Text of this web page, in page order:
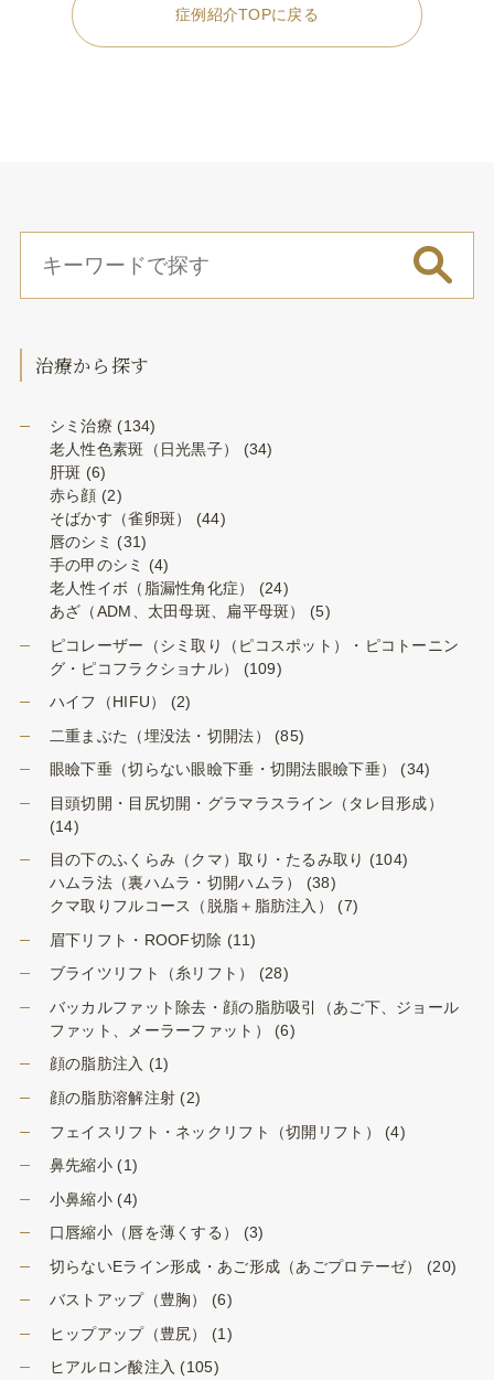
症例紹介TOPに戻る
治療から探す
シミ治療 (134)
老人性色素斑（日光黒子）
(34)
肝斑 (6)
赤ら顔 (2)
そばかす（雀卵斑）
(44)
唇のシミ (31)
手の甲のシミ
(4)
老人性イボ（脂漏性角化症）
(24)
あざ（ADM、太田母斑、扁平母斑）
(5)
ピコレーザー（シミ取り（ピコスポット）・ピコトーニン
グ・ピコフラクショナル）
(109)
ハイフ（HIFU）
(2)
二重まぶた（埋没法・切開法）
(85)
眼瞼下垂（切らない眼瞼下垂・切開法眼瞼下垂）
(34)
目頭切開・目尻切開・グラマラスライン（タレ目形成）
(14)
目の下のふくらみ（クマ）取り・たるみ取り (104)
ハムラ法（裏ハムラ・切開ハムラ）
(38)
クマ取りフルコース（脱脂＋脂肪注入）
(7)
眉下リフト・ROOF切除 (11)
ブライツリフト（糸リフト）
(28)
バッカルファット除去・顔の脂肪吸引（あご下、ジョール
ファット、メーラーファット）
(6)
顔の脂肪注入 (1)
顔の脂肪溶解注射 (2)
フェイスリフト・ネックリフト（切開リフト）
(4)
鼻先縮小(1)
小鼻縮小(4)
口唇縮小（唇を薄くする）
(3)
切らないEライン形成・あご形成（あごプロテーゼ）
(20)
バストアップ（豊胸）
(6)
ヒップアップ（豊尻）
(1)
ヒアルロン酸注入 (105)